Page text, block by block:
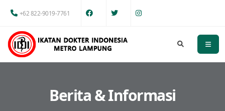
+62 822-9019-7761
Berita & Informasi